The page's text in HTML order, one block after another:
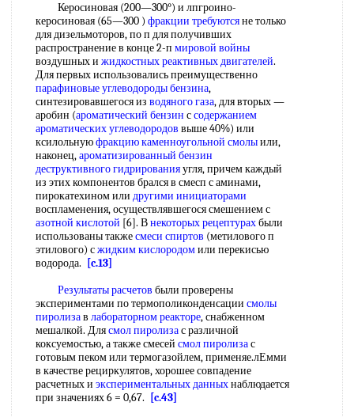
Керосиновая (200—300°) и лпгроино-
керосиновая (65—300 ) фракции требуютсяне только
для дизельмоторов, по п для получивших
распространение в конце 2-п мировой войны
воздушных и жидкостных реактивных двигателей.
Для первых использовались преимущественно
парафиновые углеводороды бензина,
синтезировавшегося из водяного газа, для вторых —
аробин (ароматический бензин ссодержанием
ароматических углеводородов выше 40%) или
ксилольнуюфракцию каменноугольной смолыили,
наконец,ароматизированный бензин
деструктивного гидрированияугля, причем каждый
из этих компонентов брался в смесп с аминами,
пирокатехином или другими инициаторами
воспламенения, осуществлявшегося смешением с
азотной кислотой [6]. Внекоторых рецептурахбыли
использованы такжесмеси спиртов (метилового п
этилового) сжидким кислородомили перекисью
водорода.
[c.13]
Результаты расчетов были проверены
экспериментами по термополиконденсации смолы
пиролизав лабораторном реакторе, снабженном
мешалкой. Длясмол пиролизас различной
коксуемостью, а также смесей смол пиролизас
готовым пеком или термогазойлем, применяе.лЕмми
в качестве рециркулятов, хорошее совпадение
расчетных и экспериментальных данныхнаблюдается
при значениях 6 = 0,67.
[c.43]